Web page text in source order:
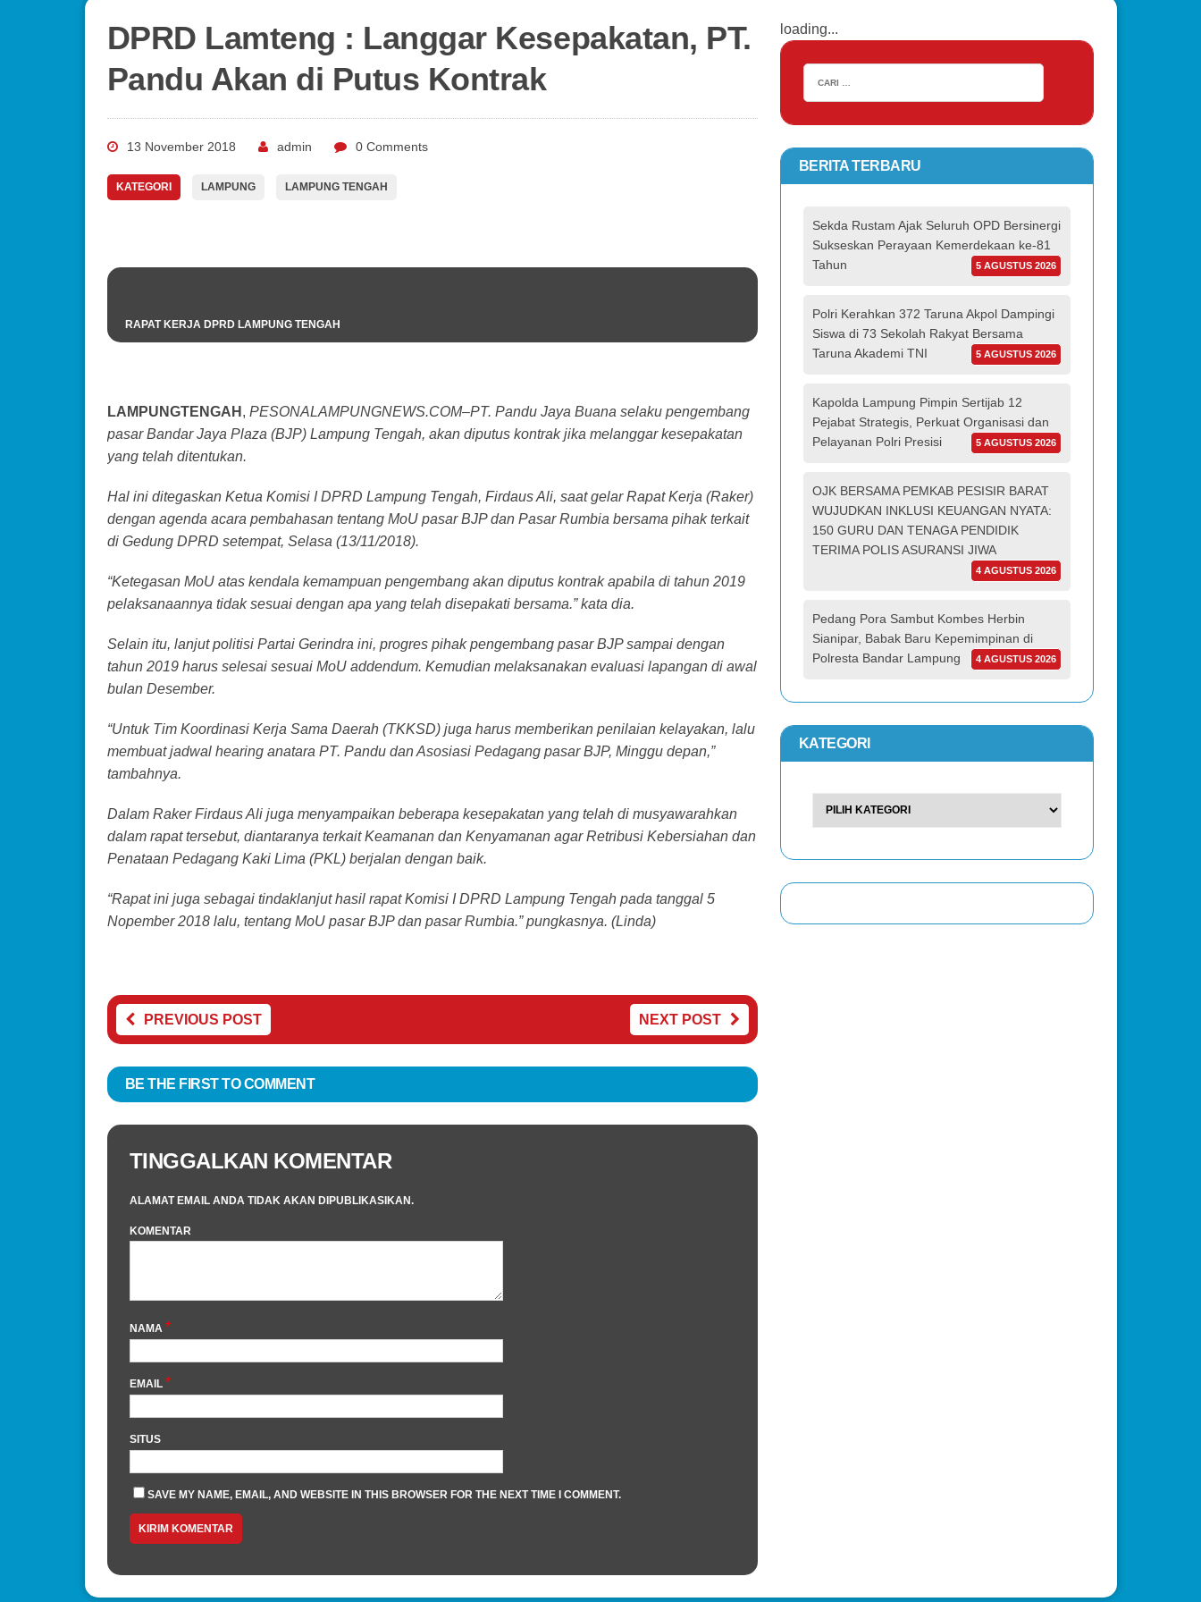
DPRD Lamteng : Langgar Kesepakatan, PT.
Pandu Akan di Putus Kontrak
13 November 2018 admin 0 Comments
KATEGORI LAMPUNG LAMPUNG TENGAH
RAPAT KERJA DPRD LAMPUNG TENGAH
LAMPUNGTENGAH , PESONALAMPUNGNEWS.COM–PT. Pandu Jaya Buana selaku pengembang
pasar Bandar Jaya Plaza (BJP) Lampung Tengah, akan diputus kontrak jika melanggar kesepakatan
yang telah ditentukan.
Hal ini ditegaskan Ketua Komisi I DPRD Lampung Tengah, Firdaus Ali, saat gelar Rapat Kerja (Raker)
dengan agenda acara pembahasan tentang MoU pasar BJP dan Pasar Rumbia bersama pihak terkait
di Gedung DPRD setempat, Selasa (13/11/2018).
“Ketegasan MoU atas kendala kemampuan pengembang akan diputus kontrak apabila di tahun 2019
pelaksanaannya tidak sesuai dengan apa yang telah disepakati bersama.” kata dia.
Selain itu, lanjut politisi Partai Gerindra ini, progres pihak pengembang pasar BJP sampai dengan
tahun 2019 harus selesai sesuai MoU addendum. Kemudian melaksanakan evaluasi lapangan di awal
bulan Desember.
“Untuk Tim Koordinasi Kerja Sama Daerah (TKKSD) juga harus memberikan penilaian kelayakan, lalu
membuat jadwal hearing anatara PT. Pandu dan Asosiasi Pedagang pasar BJP, Minggu depan,”
tambahnya.
Dalam Raker Firdaus Ali juga menyampaikan beberapa kesepakatan yang telah di musyawarahkan
dalam rapat tersebut, diantaranya terkait Keamanan dan Kenyamanan agar Retribusi Kebersiahan dan
Penataan Pedagang Kaki Lima (PKL) berjalan dengan baik.
“Rapat ini juga sebagai tindaklanjut hasil rapat Komisi I DPRD Lampung Tengah pada tanggal 5
Nopember 2018 lalu, tentang MoU pasar BJP dan pasar Rumbia.” pungkasnya. (Linda)
PREVIOUS POST NEXT POST
BE THE FIRST TO COMMENT
TINGGALKAN KOMENTAR
ALAMAT EMAIL ANDA TIDAK AKAN DIPUBLIKASIKAN.
KOMENTAR
NAMA *
EMAIL *
SITUS
SAVE MY NAME, EMAIL, AND WEBSITE IN THIS BROWSER FOR THE NEXT TIME I COMMENT.
loading...
BERITA TERBARU
Sekda Rustam Ajak Seluruh OPD Bersinergi
Sukseskan Perayaan Kemerdekaan ke-81
Tahun
5 AGUSTUS 2026
Polri Kerahkan 372 Taruna Akpol Dampingi
Siswa di 73 Sekolah Rakyat Bersama
Taruna Akademi TNI
5 AGUSTUS 2026
Kapolda Lampung Pimpin Sertijab 12
Pejabat Strategis, Perkuat Organisasi dan
Pelayanan Polri Presisi
5 AGUSTUS 2026
OJK BERSAMA PEMKAB PESISIR BARAT
WUJUDKAN INKLUSI KEUANGAN NYATA:
150 GURU DAN TENAGA PENDIDIK
TERIMA POLIS ASURANSI JIWA
4 AGUSTUS 2026
Pedang Pora Sambut Kombes Herbin
Sianipar, Babak Baru Kepemimpinan di
Polresta Bandar Lampung
4 AGUSTUS 2026
KATEGORI